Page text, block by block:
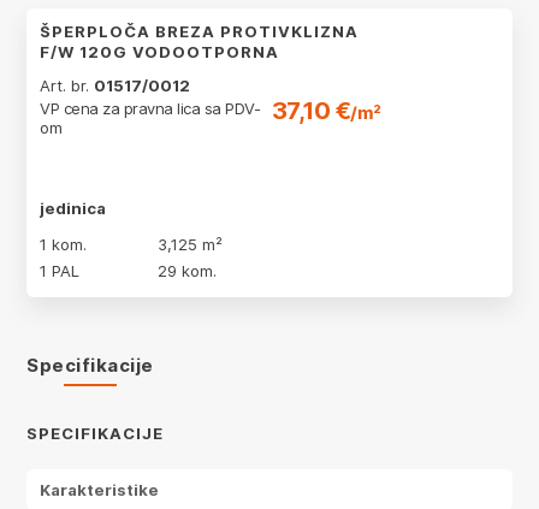
ŠPERPLOČA BREZA PROTIVKLIZNA
F/W 120G VODOOTPORNA
Art. br. 01517/0012
VP cena za pravna lica sa PDV-
om
37,10 €/m²
jedinica
1 kom.
3,125 m²
1 PAL
29 kom.
Specifikacije
SPECIFIKACIJE
Karakteristike